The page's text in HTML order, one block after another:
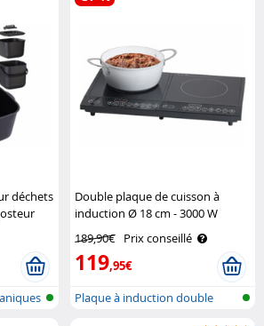
déchets
Double plaque de cuisson à
induction Ø 18 cm - 3000 W
189,90€ Prix conseillé
119,95€
Plaque à induction double